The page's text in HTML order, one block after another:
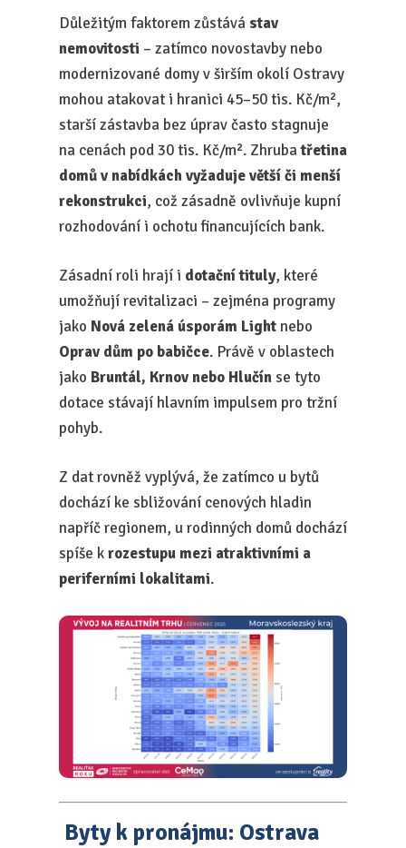
Důležitým faktorem zůstává stav
nemovitosti – zatímco novostavby nebo
modernizované domy v širším okolí Ostravy
mohou atakovat i hranici 45–50 tis. Kč/m²,
starší zástavba bez úprav často stagnuje
na cenách pod 30 tis. Kč/m². Zhrubatřetina
domů v nabídkách vyžaduje větší či menší
rekonstrukci, což zásadně ovlivňuje kupní
rozhodování i ochotu financujících bank.
Zásadní roli hrají i dotační tituly, které
umožňují revitalizaci – zejména programy
jako Nová zelená úsporám Lightnebo
Oprav dům po babičce. Právě v oblastech
jako Bruntál, Krnov nebo Hlučínse tyto
dotace stávají hlavním impulsem pro tržní
pohyb.
Z dat rovněž vyplývá, že zatímco u bytů
dochází ke sbližování cenových hladin
napříč regionem, u rodinných domů dochází
spíše krozestupu mezi atraktivními a
periferními lokalitami.
Byty k pronájmu: Ostrava